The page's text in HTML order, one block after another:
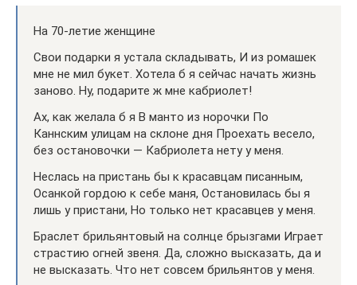
На 70-летие женщине
Свои подарки я устала складывать, И из ромашек
мне не мил букет. Хотела б я сейчас начать жизнь
заново. Ну, подарите ж мне кабриолет!
Ах, как желала б я В манто из норочки По
Каннским улицам на склоне дня Проехать весело,
без остановочки — Кабриолета нету у меня.
Неслась на пристань бы к красавцам писанным,
Осанкой гордою к себе маня, Остановилась бы я
лишь у пристани, Но только нет красавцев у меня.
Браслет брильянтовый на солнце брызгами Играет
страстию огней звеня. Да, сложно высказать, да и
не высказать. Что нет совсем брильянтов у меня.